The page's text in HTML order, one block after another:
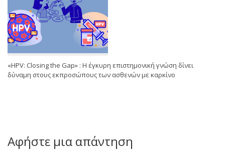
«HPV: Closing the Gap» : Η έγκυρη επιστημονική γνώση δίνει
δύναμη στους εκπροσώπους των ασθενών με καρκίνο
Αφήστε μια απάντηση